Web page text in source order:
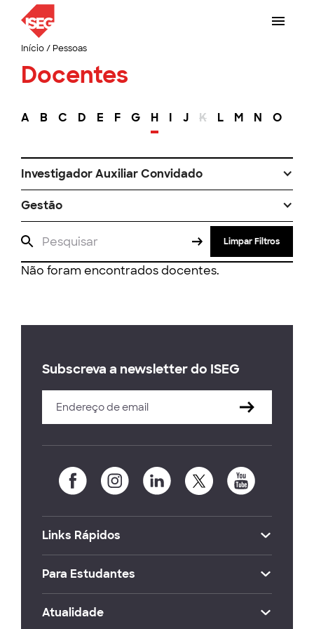
Início/ Pessoas
Docentes
A B C D E F G H I J K L M N O
Investigador Auxiliar Convidado
Gestão
Limpar Filtros
Não foram encontrados docentes.
Subscreva a newsletter do ISEG
Links Rápidos
Para Estudantes
Atualidade